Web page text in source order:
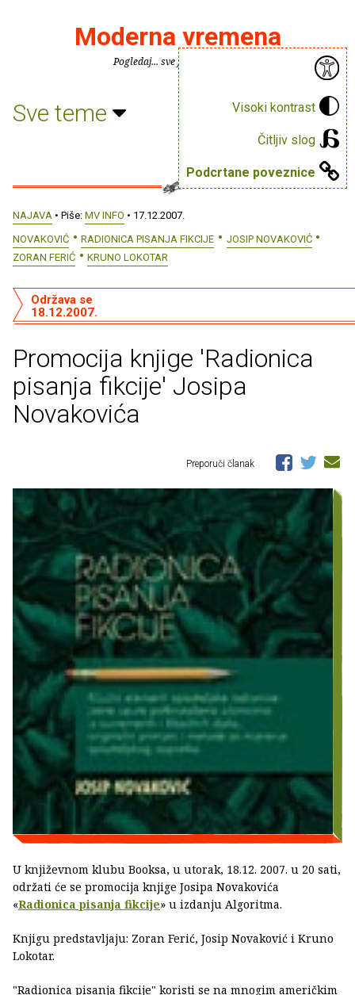
Visoki kontrast
Čitljiv slog
Podcrtane poveznice
Moderna vremena
Pogledaj... sve je puno knjiga.
Sve teme
NAJAVA • Piše: MV INFO • 17.12.2007.
NOVAKOVIĆ
RADIONICA PISANJA FIKCIJE
JOSIP NOVAKOVIĆ
ZORAN FERIĆ
KRUNO LOKOTAR
Promocija knjige 'Radionica
pisanja fikcije' Josipa
Novakovića
Održava se
18.12.2007.
Preporuči članak
U književnom klubu Booksa, u utorak, 18.12. 2007. u 20 sati,
održati će se promocija knjige Josipa Novakovića
«Radionica pisanja fikcije» u izdanju Algoritma.
Knjigu predstavljaju: Zoran Ferić, Josip Novaković i Kruno
Lokotar.
"Radionica pisanja fikcije" koristi se na mnogim američkim